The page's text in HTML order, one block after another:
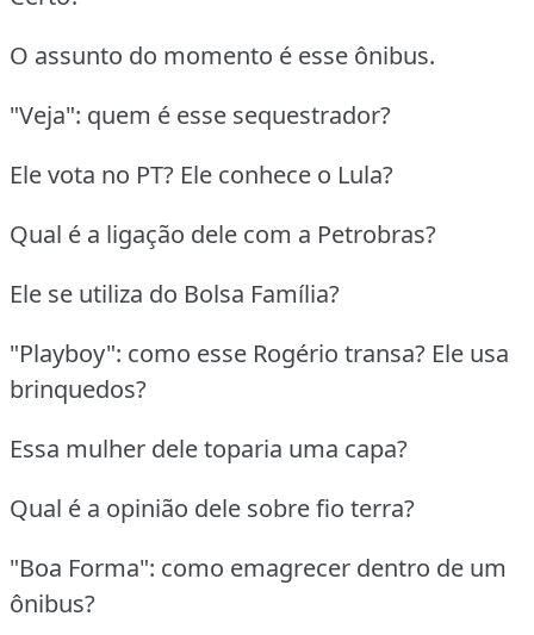
O assunto do momento é esse ônibus.
"Veja": quem é esse sequestrador?
Ele vota no PT? Ele conhece o Lula?
Qual é a ligação dele com a Petrobras?
Ele se utiliza do Bolsa Família?
"Playboy": como esse Rogério transa? Ele usa
brinquedos?
Essa mulher dele toparia uma capa?
Qual é a opinião dele sobre fio terra?
"Boa Forma": como emagrecer dentro de um
ônibus?